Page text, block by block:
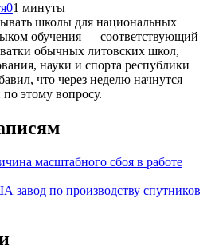
01 минуты
школы для национальных
обучения — соответствующий
обычных литовских школ,
науки и спорта республики
что через неделю начнутся
этому вопросу.
масштабного сбоя в работе
завод по производству спутников